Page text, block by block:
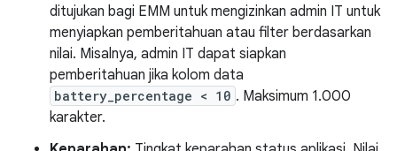
ditujukan bagi EMM untuk mengizinkan admin IT untuk
menyiapkan pemberitahuan atau filter berdasarkan
nilai. Misalnya, admin IT dapat siapkan
pemberitahuan jika kolom data
battery_percentage < 10 . Maksimum 1.000
karakter.